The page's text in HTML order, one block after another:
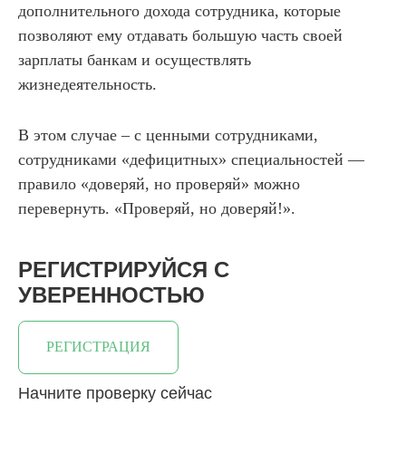
дополнительного дохода сотрудника, которые
позволяют ему отдавать большую часть своей
зарплаты банкам и осуществлять
жизнедеятельность.
В этом случае – с ценными сотрудниками,
сотрудниками «дефицитных» специальностей —
правило «доверяй, но проверяй» можно
перевернуть. «Проверяй, но доверяй!».
РЕГИСТРИРУЙСЯ С
УВЕРЕННОСТЬЮ
РЕГИСТРАЦИЯ
Начните проверку сейчас